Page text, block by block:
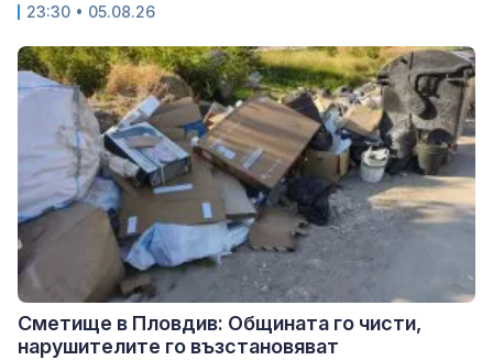
23:30 • 05.08.26
Сметище в Пловдив: Общината го чисти,
нарушителите го възстановяват